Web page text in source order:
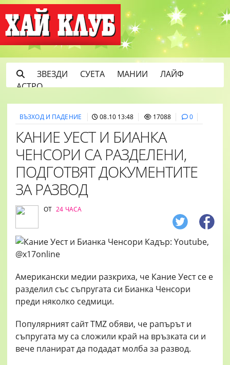
ЗВЕЗДИ СУЕТА МАНИИ
ЛАЙФ
АСТРО
ВЪЗХОД И ПАДЕНИЕ 08.10 13:48 17088 0
КАНИЕ УЕСТ И БИАНКА
ЧЕНСОРИ СА РАЗДЕЛЕНИ,
ПОДГОТВЯТ ДОКУМЕНТИТЕ
ЗА РАЗВОД
ОТ 24 ЧАСА
Американски медии разкриха, че Кание Уест се е
разделил със съпругата си Бианка Ченсори
преди няколко седмици.
Популярният сайт TMZ обяви, че рапърът и
съпругата му са сложили край на връзката си и
вече планират да подадат молба за развод.